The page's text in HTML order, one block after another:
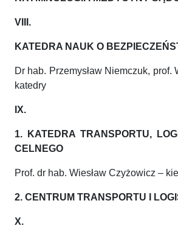
VIII.
KATEDRA NAUK O
Dr hab. Przemysław Niemczuk, prof.
katedry
IX.
1. KATEDRA TRANSPORTU,
CELNEGO
Prof. dr hab. Wiesław Czyżowicz –
2. CENTRUM TRANSPORTU I
X.